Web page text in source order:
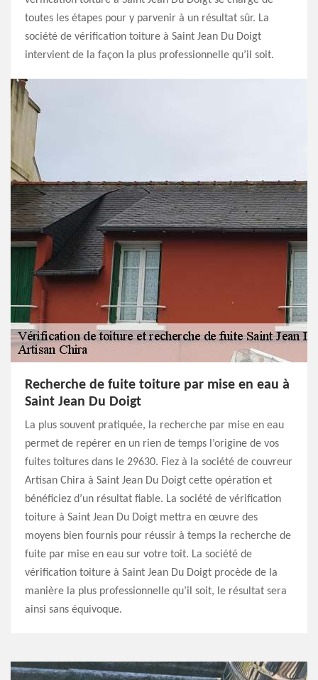
toutes les étapes pour y parvenir à un résultat sûr. La
société de vérification toiture à Saint Jean Du Doigt
intervient de la façon la plus professionnelle qu’il soit.
Recherche de fuite toiture par mise en eau à
Saint Jean Du Doigt
La plus souvent pratiquée, la recherche par mise en eau
permet de repérer en un rien de temps l’origine de vos
fuites toitures dans le 29630. Fiez à la société de couvreur
Artisan Chira à Saint Jean Du Doigt cette opération et
bénéficiez d’un résultat fiable. La société de vérification
toiture à Saint Jean Du Doigt mettra en œuvre des
moyens bien fournis pour réussir à temps la recherche de
fuite par mise en eau sur votre toit. La société de
vérification toiture à Saint Jean Du Doigt procède de la
manière la plus professionnelle qu’il soit, le résultat sera
ainsi sans équivoque.